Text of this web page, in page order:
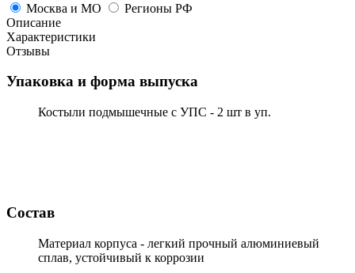
Москва и МО
Регионы РФ
Описание
Характеристики
Отзывы
Упаковка и форма выпуска
Костыли подмышечные с УПС - 2 шт в уп.
Состав
Материал корпуса - легкий прочный алюминиевый
сплав, устойчивый к коррозии